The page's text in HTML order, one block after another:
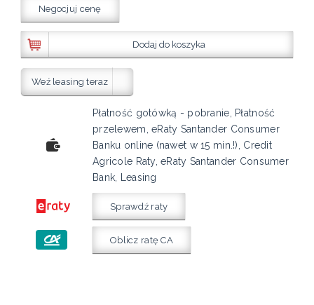
Negocjuj cenę
Dodaj do koszyka
Weź leasing teraz
Płatność gotówką - pobranie, Płatność
przelewem, eRaty Santander Consumer
Banku online (nawet w 15 min.!), Credit
Agricole Raty, eRaty Santander Consumer
Bank, Leasing
Sprawdź raty
Oblicz ratę CA